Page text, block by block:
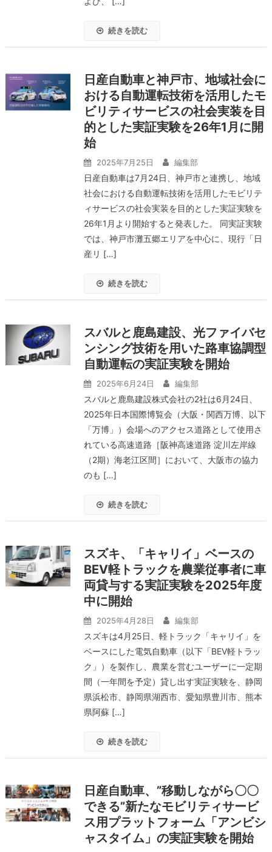
続きを読む
日産自動車と神戸市、地域社会に
おける自動運転技術を活用したモ
ビリティサービスの社会実装を目
的とした実証実験を26年1月に開
始
2025年7月25日 編集部
日産自動車は7月24日、神戸市と連携し、地域
社会における自動運転技術を活用したモビリテ
ィサービスの社会実装を目的とした実証実験を
26年1月より開始すると発表した。 同実証実験
では、神戸市灘五郷エリアを中心に、現行「日
産リ […]
続きを読む
スバルと鹿島建設、光ファイバセ
ンシング技術を用いた路車協調型
自動運転の実証実験を開始
2025年6月24日 編集部
スバルと鹿島建設株式会社の2社は6月24日、
2025年日本国際博覧会（大阪・関西万博、以下
「万博」）会場へのアクセス道路として使用さ
れている高速道路［阪神高速道路 淀川左岸線
（2期）海老江区間］において、大阪市の協力
のも […]
続きを読む
スズキ、「キャリイ」ベースの
BEV軽トラックを農業従事者に車
両貸与する実証実験を2025年度
中に開始
2025年4月28日 編集部
スズキは4月25日、軽トラック「キャリイ」を
ベースにした電気自動車（以下「BEV軽トラッ
ク」）を製作し、農業を営むユーザーに一定期
間（一年間を予定）貸し出す実証実験を、静岡
県浜松市、静岡県湖西市、愛知県豊川市、熊本
県阿蘇 […]
続きを読む
日産自動車、”移動しながら〇〇
できる”新たなモビリティサービ
ス用プラットフォーム「アンビシ
ャスタイム」の実証実験を開始